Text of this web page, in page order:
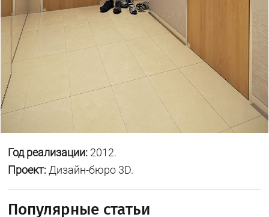
Год реализации: 2012.
Проект: Дизайн-бюро 3D.
Популярные статьи